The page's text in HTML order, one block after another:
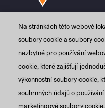
Na stránkách této webové
soubory cookie a soubory
nezbytné pro používání
cookie, které zajišťují
výkonnostní soubory cookie,
souhrnných údajů o
marketingové soubory